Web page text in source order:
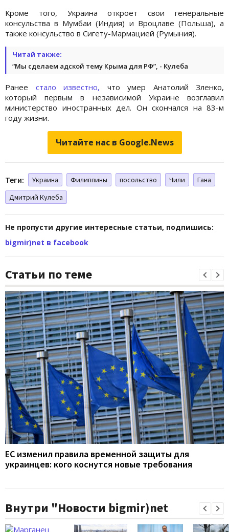
Кроме того, Украина откроет свои генеральные
консульства в Мумбаи (Индия) и Вроцлаве (Польша), а
также консульство в Сигету-Мармацией (Румыния).
Читай также:
“Мы сделаем адской тему Крыма для РФ”, - Кулеба
Ранее стало известно, что умер Анатолий Зленко,
который первым в независимой Украине возглавил
министерство иностранных дел. Он скончался на 83-м
году жизни.
Читайте нас в Google.News
Теги: Украина Филиппины посольство Чили
Гана
Дмитрий Кулеба
Не пропусти другие интересные статьи, подпишись:
bigmir)net в facebook
Статьи по теме
ЕС изменил правила временной защиты для
украинцев: кого коснутся новые требования
Внутри "Новости bigmir)net